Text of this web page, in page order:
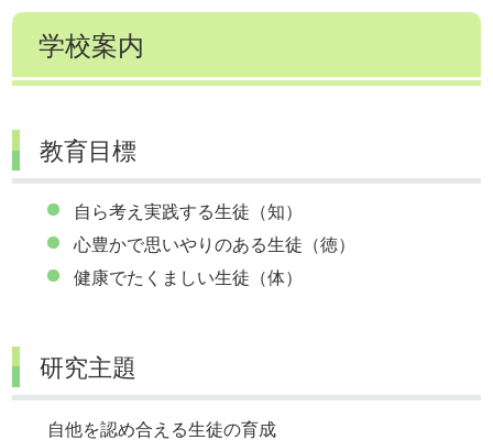
学校案内
教育目標
自ら考え実践する生徒（知）
心豊かで思いやりのある生徒（徳）
健康でたくましい生徒（体）
研究主題
自他を認め合える生徒の育成